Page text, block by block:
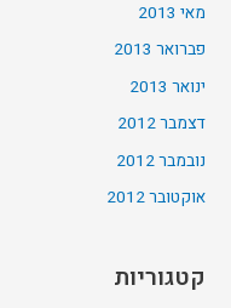
מאי 2013
פברואר 2013
ינואר 2013
דצמבר 2012
נובמבר 2012
אוקטובר 2012
קטגוריות